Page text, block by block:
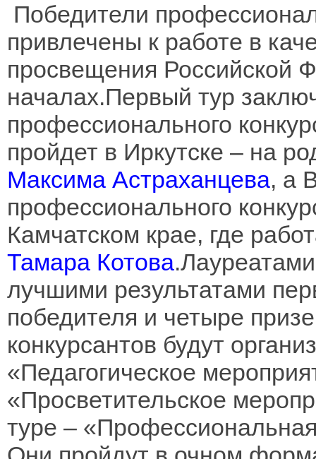
Победители
привлечены к работе в
просвещения Российской
началах.Первый тур
профессионального
пройдет в Иркутске – на
Максима Астраханцева, а
профессионального
Камчатском крае, где
Тамара Котова
лучшими результатами
победителя и четыре
конкурсантов будут
«Педагогическое
«Просветительское
туре –